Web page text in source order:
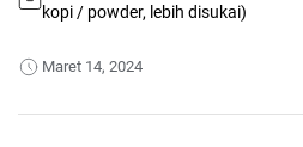
kopi / powder, lebih disukai)
Maret 14, 2024